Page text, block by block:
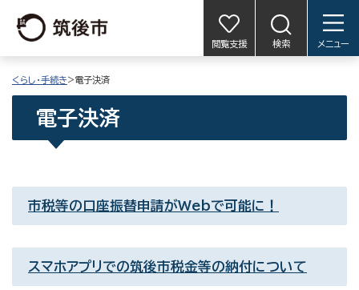
閲覧支援 検索 メニュー
くらし・手続き>電子決済
電子決済
市税等の口座振替申請がWebで可能に！
スマホアプリでの筑後市税金等の納付について